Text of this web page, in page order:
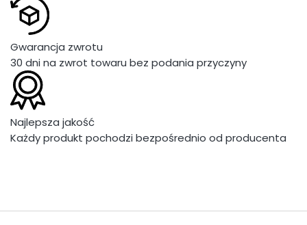
Gwarancja zwrotu
30 dni na zwrot towaru bez podania przyczyny
Najlepsza jakość
Każdy produkt pochodzi bezpośrednio od producenta